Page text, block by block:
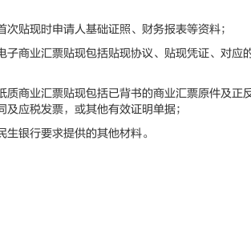
贴现时申请人基础证照、财务报表等资料；
商业汇票贴现包括贴现协议、贴现凭证、对应
商业汇票贴现包括已背书的商业汇票原件及正
及应税发票，或其他有效证明单据；
银行要求提供的其他材料。